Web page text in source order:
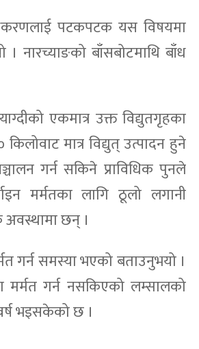
पटकपटक यस विषयमा
नारच्याङको बाँसबोटमाथि बाँध
एकमात्र उक्त विद्युतगृहका
मात्र विद्युत् उत्पादन हुने
गर्न सकिने प्राविधिक पुनले
मर्मतका लागि ठूलो लगानी
अवस्थामा छन् ।
गर्न समस्या भएको बताउनुभयो ।
मर्मत गर्न नसकिएको लम्सालको
भइसकेको छ ।